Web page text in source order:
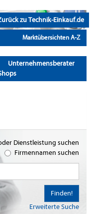
zu Technik-Einkauf.de
Marktübersichten A-Z
Unternehmensberater
Dienstleistung suchen
Firmennamen suchen
Erweiterte Suche
Finden!